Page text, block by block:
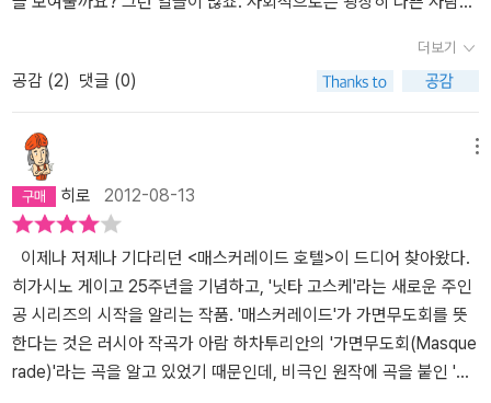
한 러브스토리이기도 하지만, 유년기의 비틀어진 운명을 보여주는 아
름다운 작품이다. (재미는 백야행이 최고이고 감동은 붉은 손가락?
)
당신의 반응은 어떤 것일까요? 히가시노 게이고는 바로 그 질문을
위하여 호텔이라는 배경을 가져왔습니다. 그리고 아니나 다를까 아예
소설에는 불륜을 저지르기 위해 호텔에서 사용하는 교묘한 속임수마
저 등장하기까지 하지요. 이것까지 고려하면 바로 이 질문이 이 소설
을 통해 독자들에게 던지고 싶은 히가시노 게이고의 질문 자체라고
해도 상관없지 않을까 싶습니다. 그래서 여기에 바탕해서 보자면 사
람들이 타인이 가면을 쓰고 있다는 것을 알았을 때 보이는 반응은 크
게 두 가지라고 할 수 있을 것 같습니다. 그 중 하나가 그 가면 아래 깃
들어 있는 진짜 얼굴을 보고 싶어 하는 것이라면 다른 하나는 쓰고 있
는 가면을 그게 진짜이든 아니든 상관없이 그 자체로 인정해 주는 것
이라 할 수 있겠지요. 이를테면 최근에 종영한 드라마 각시탈에서 어
떻게든 각시탈을 벗겨서 그 정체를 알고자 했던 일본 형사 슌지가 전
이며 내부의 호텔 사정을 가장 잘 알며 마스터키를 지닌 직원도 의심
해야 한다. 히가시노 게이고는 함께 범인을 추리하고 예상 경로를 추
리하는 동시에 인간 심연을 들여다 볼 수 있는 즐거움을 선사한다. 때
로 가면의 날로 채우고 싶은 욕망, 혹은 때로 가면의 날로 채워야만 하
는 삶에 대해서 말이다.
리어로 잠복하면서 그들이 일터에서 얼마나 수고하는지, 세상에 얼마
나 별난 고객들이 있는지, 일하면서 융통성을 발휘해야하는 순간이
어느 때인지를 깨닫게 된다. 범인을 잡는 일말고 어려운 일 투성이인
세상이었던 것이다. 곧 범인은 검거되지만 호텔이라는 한정적인 공간
속에서 '이 안에 범인이 있다!!!'며 범인을 찾는 동안 호텔 안에서 벌어
지는 일들이 우리네 일터와 다르지 않아 더 정감이 갔다. 추리소설인
데도 인간미가 느껴졌다면.....이상한 일일까.
다. 내가 워낙에 부정적인 사람이고 하니 이런 생각을 더 하는지 모르
겠다. 여튼 그냥 난 착한가면을 쓰고 싶은 건지 나로 인해서 남들이 피
해나 상처를 받지 않기는 바란다. 그런데, 나쓰메 소세키의 소설 <도
련님>을 읽어가다가 주인공이 '걱정하는 겁쟁이는 친절한 법' 이라고
이야기 했었는데 괜히 뜨금해져 버렸었다. 하지만 그런 생각으로 지
낼 수는 없다. 내가 해야할 일이 있기 때문이다. 좋게좋게 친절하게 이
야기 하더라도 상처나 원한을 줄 수도 있다는 점은 변함이 없기도 하
고. 성격 자체가 워낙 소심해서 어쩔 수 없지만, 내가 스스로 질문을
던져서 상처를 받지 않을 수 있는 정도에서 처리하는 수밖에 없겠다.
남의 가면을 벗겨서 날것을 볼 수 있는 것도 아닌 상태에서 이 외에는
방법이 없을 것 같고 하니. 그럼에도 상처를 주거나 원한을 남길 수 도
있다는 점에서는 각오를 하고 있다. 별 수 없는 일이다. 그나저나...
버지. 그러나 사회에서는 온갖 비리와 범죄를 저지르는 정치인. 이 사
람은 어떤 사람일까요? 어떤 가면을 쓰고 살아가는 것일까요? 히가시
노 게이고의 이번 작품은 새로운 형사 캐릭터를 등장시켜 추리/스릴
러 형식으로 이야기를 전개시키는데 핵심은 바로 가면(거짓)입니다.
새로운 캐릭터와 이야기에 꽤 공을 들인 흔적이 보입니다. 대범한 상
상력으로 사건의 핵심을 파고드는 조금은 속물적인 형사 닛타가 이번
작품의 주인공입니다. 아직 첫 등장이라서 그런지 유가와 교수나 가
가 형사의 매력에는 조금 못 미칩니다. 동료 형사 노세나 우수한 여성
호텔리어 나오미의 캐릭터와의 상호작용은 좋으나, 독립적인 매력으
로는 조금 아쉽더군요. 물론 앞의 두 매력적인 탐정 캐릭터와 겹치지
는 않아서 확실히 존재감은 있지만, 앞의 두 탐정 캐릭터가 워낙 매력
적이어서 아쉬움은 어쩔 수 없이 남네요. <매스커레이드 호텔>에는
더보기
공감 (2) 댓글 (0)
히로 2012-08-13
이제나 저제나 기다리던 <매스커레이드 호텔>이 드디어 찾아왔다.
히가시노 게이고 25주년을 기념하고, '닛타 고스케'라는 새로운 주인
공 시리즈의 시작을 알리는 작품. '매스커레이드'가 가면무도회를 뜻
한다는 것은 러시아 작곡가 아람 하차투리안의 '가면무도회(Masque
rade)'라는 곡을 알고 있었기 때문인데, 비극인 원작에 곡을 붙인 '가